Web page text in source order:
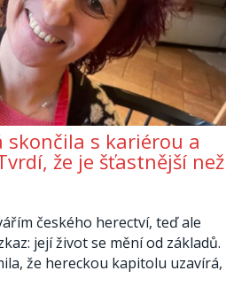
skončila s kariérou a
že je šťastnější než
českého herectví, teď ale
její život se mění od základů.
že hereckou kapitolu uzavírá,